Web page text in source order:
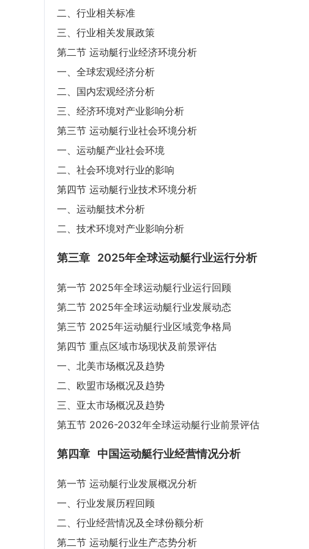
二、行业相关标准
三、行业相关发展政策
第二节 运动艇行业经济环境分析
一、全球宏观经济分析
二、国内宏观经济分析
三、经济环境对产业影响分析
第三节 运动艇行业社会环境分析
一、运动艇产业社会环境
二、社会环境对行业的影响
第四节 运动艇行业技术环境分析
一、运动艇技术分析
二、技术环境对产业影响分析
第三章 2025年全球运动艇行业运行分析
第一节 2025年全球运动艇行业运行回顾
第二节 2025年全球运动艇行业发展动态
第三节 2025年运动艇行业区域竞争格局
第四节 重点区域市场现状及前景评估
一、北美市场概况及趋势
二、欧盟市场概况及趋势
三、亚太市场概况及趋势
第五节 2026-2032年全球运动艇行业前景评估
第四章 中国运动艇行业经营情况分析
第一节 运动艇行业发展概况分析
一、行业发展历程回顾
二、行业经营情况及全球份额分析
第二节 运动艇行业生产态势分析